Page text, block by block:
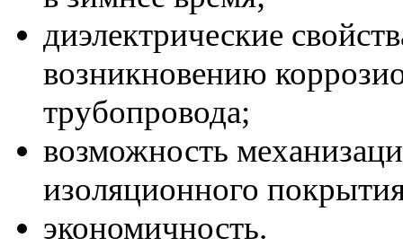
диэлектрические
возникновению
трубопровода;
возможность
изоляционного
экономичность.